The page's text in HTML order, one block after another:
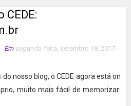
Em segunda-feira, setembro 18, 2017
nosso blog, o CEDE agora está on
muito mais fácil de memorizar: